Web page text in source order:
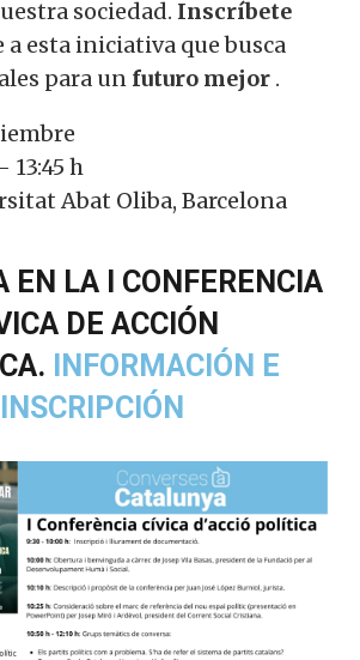
sociedad. Inscríbete
a esta iniciativa que busca
para un futuro mejor .
13:45 h
Abat Oliba, Barcelona
EN LA I CONFERENCIA
DE ACCIÓN
INFORMACIÓN E
INSCRIPCIÓN